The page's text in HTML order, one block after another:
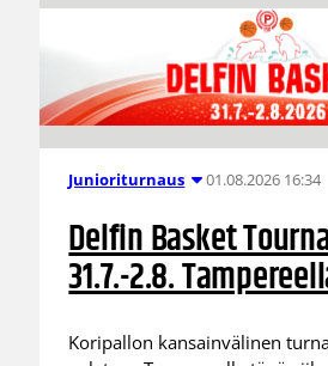
Junioriturnaus 01.08.2026 16:34
Delfin Basket
31.7.-2.8.
Koripallon kansainvälinen